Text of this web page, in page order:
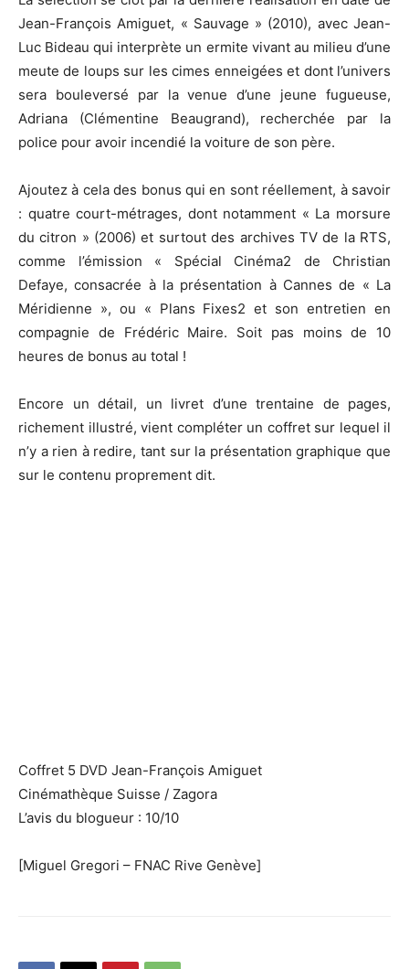
Jean-François Amiguet, « Sauvage » (2010), avec Jean-
Luc Bideau qui interprète un ermite vivant au milieu d’une
meute de loups sur les cimes enneigées et dont l’univers
sera bouleversé par la venue d’une jeune fugueuse,
Adriana (Clémentine Beaugrand), recherchée par la
police pour avoir incendié la voiture de son père.
Ajoutez à cela des bonus qui en sont réellement, à savoir
: quatre court-métrages, dont notamment « La morsure
du citron » (2006) et surtout des archives TV de la RTS,
comme l’émission « Spécial Cinéma2 de Christian
Defaye, consacrée à la présentation à Cannes de « La
Méridienne », ou « Plans Fixes2 et son entretien en
compagnie de Frédéric Maire. Soit pas moins de 10
heures de bonus au total !
Encore un détail, un livret d’une trentaine de pages,
richement illustré, vient compléter un coffret sur lequel il
n’y a rien à redire, tant sur la présentation graphique que
sur le contenu proprement dit.
Coffret 5 DVD Jean-François Amiguet
Cinémathèque Suisse / Zagora
L’avis du blogueur : 10/10
[Miguel Gregori – FNAC Rive Genève]